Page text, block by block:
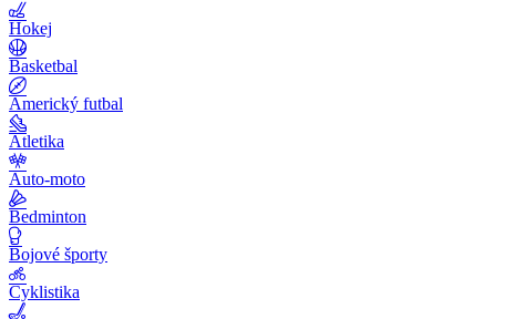
Hokej
Basketbal
Americký futbal
Atletika
Auto-moto
Bedminton
Bojové športy
Cyklistika